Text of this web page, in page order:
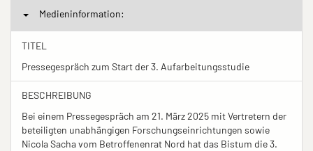
Medieninformation:
TITEL
Pressegespräch zum Start der 3. Aufarbeitungsstudie
BESCHREIBUNG
Bei einem Pressegespräch am 21. März 2025 mit Vertretern der
beteiligten unabhängigen Forschungseinrichtungen sowie
Nicola Sacha vom Betroffenenrat Nord hat das Bistum die 3.